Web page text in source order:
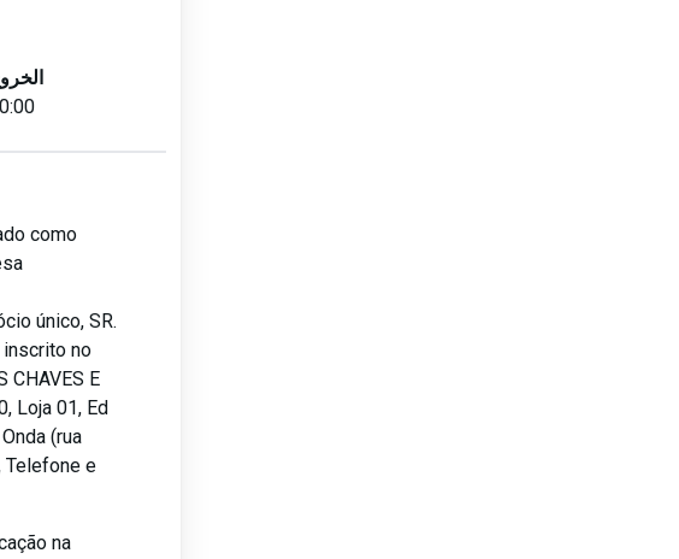
como
único, SR.
inscrito no
CHAVES E
Loja 01, Ed
(rua
Telefone e
na